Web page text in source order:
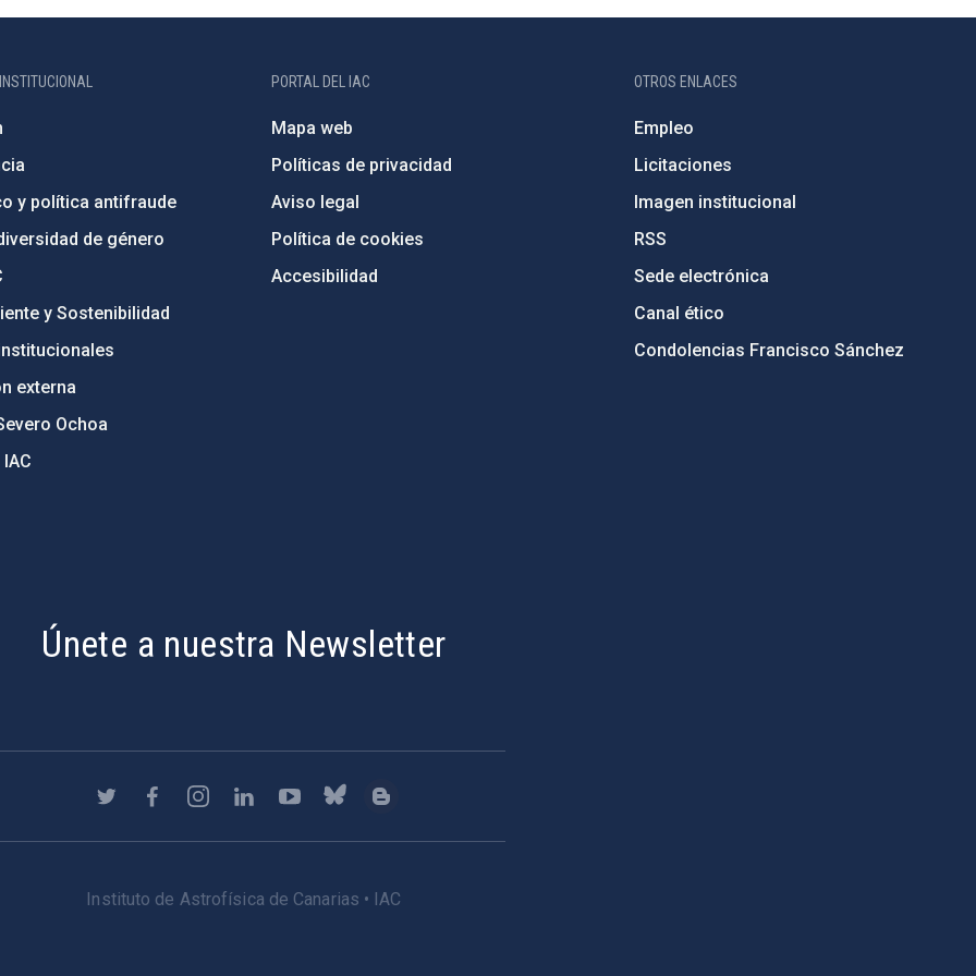
y política antifraude
de género
y Sostenibilidad
externa
Ochoa
PORTAL DEL IAC
Mapa web
Políticas de privacidad
Aviso legal
Política de cookies
Accesibilidad
OTROS ENLACES
Empleo
Licitaciones
Imagen institucional
RSS
Sede electrónica
Canal ético
Condolencias Francisco Sánchez
Únete a nuestra Newsletter
Instituto de Astrofísica de Canarias • IAC